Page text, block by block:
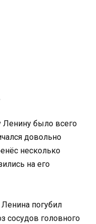
было всего
довольно
несколько
на его
погубил
сосудов головного